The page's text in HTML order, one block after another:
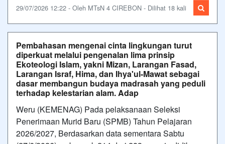
29/07/2026 12:22 - Oleh MTsN 4 CIREBON - Dilihat 18 kali
Pembahasan mengenai cinta lingkungan turut
diperkuat melalui pengenalan lima prinsip
Ekoteologi Islam, yakni Mizan, Larangan Fasad,
Larangan Israf, Hima, dan Ihya'ul-Mawat sebagai
dasar membangun budaya madrasah yang peduli
terhadap kelestarian alam. Adap
Weru (KEMENAG) Pada pelaksanaan Seleksi
Penerimaan Murid Baru (SPMB) Tahun Pelajaran
2026/2027, Berdasarkan data sementara Sabtu